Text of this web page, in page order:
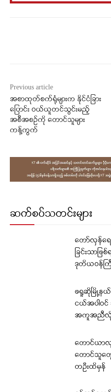
Previous article
အစာထုတ်စက်ရုံများက နိုင်ငံခြား
ပြောင်း ဝယ်ယူတင်သွင်းမည့်
အစီအစဉ်ကို တောင်သူများ
ကန့်ကွက်
ဆက်စပ်သတင်းများ
တော်လှန်ရ
ခြင်းသာဖ
ဒုတိယဝန်ကြီ
ဖရူဆိုမြို့န
ငယ်အပါဝင် အ
အကူအညီ
တောင်ယာ
တောင်သူတွ
တဦးထိမှန်